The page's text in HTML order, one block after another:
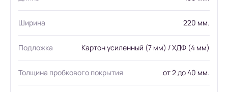
Ширина 220 мм.
Подложка Картон усиленный (7 мм) / ХДФ (4 мм)
Толщина пробкового покрытия от 2 до 40 мм.